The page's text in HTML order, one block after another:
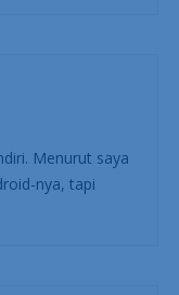
Menurut saya
nya, tapi